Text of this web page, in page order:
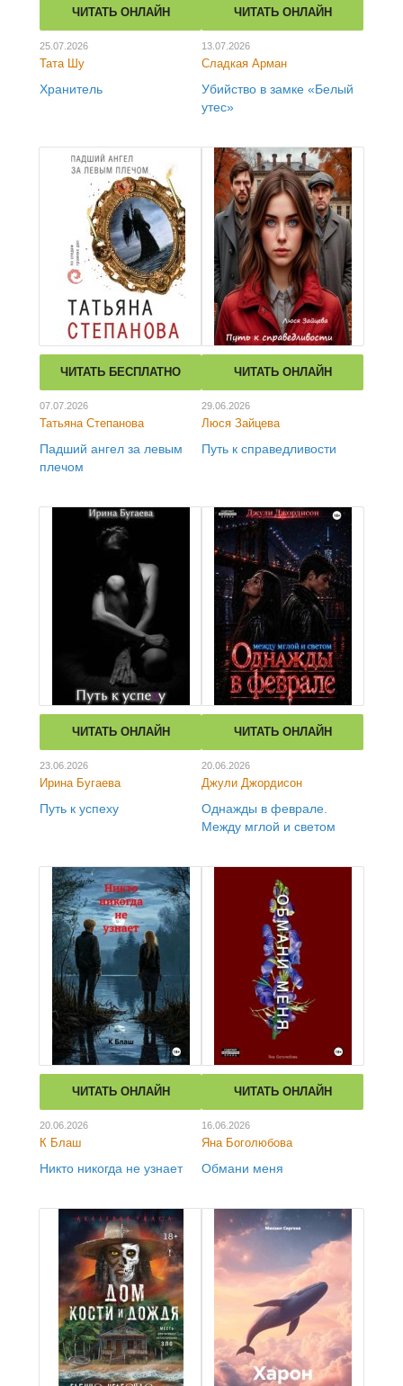
ЧИТАТЬ ОНЛАЙН
25.07.2026
Тата Шу
Хранитель
ЧИТАТЬ ОНЛАЙН
13.07.2026
Сладкая Арман
Убийство в замке «Белый
утес»
ЧИТАТЬ БЕСПЛАТНО
07.07.2026
Татьяна Степанова
Падший ангел за левым
плечом
ЧИТАТЬ ОНЛАЙН
29.06.2026
Люся Зайцева
Путь к справедливости
ЧИТАТЬ ОНЛАЙН
23.06.2026
Ирина Бугаева
Путь к успеху
ЧИТАТЬ ОНЛАЙН
20.06.2026
Джули Джордисон
Однажды в феврале.
Между мглой и светом
ЧИТАТЬ ОНЛАЙН
20.06.2026
К Блаш
Никто никогда не узнает
ЧИТАТЬ ОНЛАЙН
16.06.2026
Яна Боголюбова
Обмани меня